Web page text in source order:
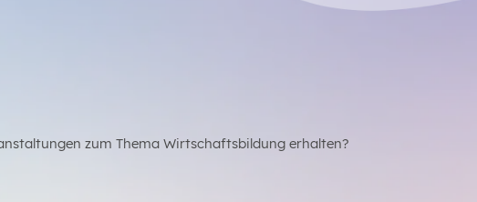
zum Thema Wirtschaftsbildung erhalten?